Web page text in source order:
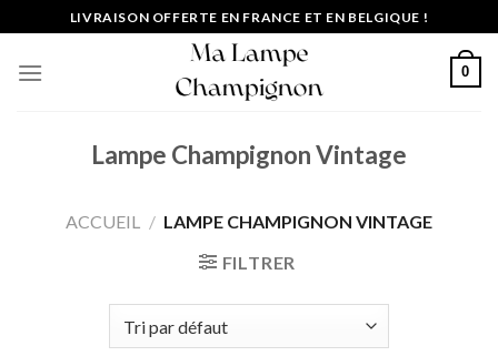
au
contenu
LIVRAISON OFFERTE EN FRANCE ET EN BELGIQUE !
0
Lampe Champignon Vintage
ACCUEIL / LAMPE CHAMPIGNON VINTAGE
FILTRER